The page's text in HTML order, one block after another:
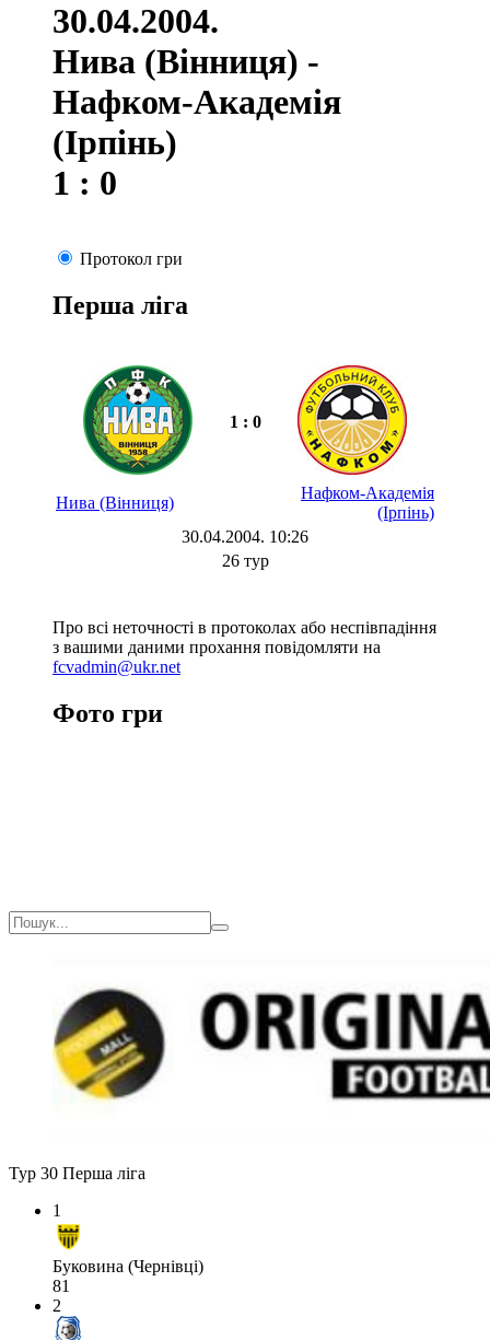
30.04.2004.
Нива (Вінниця) -
Нафком-Академія
(Ірпінь)
1 : 0
Протокол гри
Перша ліга
1 : 0
Нива (Вінниця)
Нафком-Академія
(Ірпінь)
30.04.2004. 10:26
26 тур
Про всі неточності в протоколах або неспівпадіння
з вашими даними прохання повідомляти на
fcvadmin@ukr.net
Фото гри
Тур 30 Перша ліга
1
Буковина (Чернівці)
81
2